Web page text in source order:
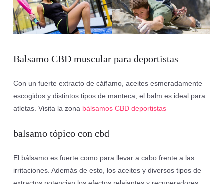
Balsamo CBD muscular para deportistas
Con un fuerte extracto de cáñamo, aceites esmeradamente
escogidos y distintos tipos de manteca, el balm es ideal para
atletas. Visita la zona bálsamos CBD deportistas
balsamo tópico con cbd
El bálsamo es fuerte como para llevar a cabo frente a las
irritaciones. Además de esto, los aceites y diversos tipos de